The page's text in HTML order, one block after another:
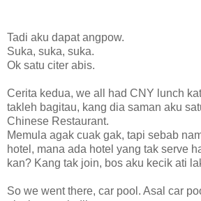
Tadi aku dapat angpow.
Suka, suka, suka.
Ok satu citer abis.
Cerita kedua, we all had CNY lunch
takleh bagitau, kang dia saman aku
Chinese Restaurant.
Memula agak cuak gak, tapi sebab
hotel, mana ada hotel yang tak serve
kan? Kang tak join, bos aku kecik ati
So we went there, car pool. Asal car